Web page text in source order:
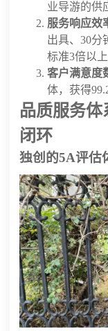
业导游的供
服务响应效
出具、30分
标准3倍以上
客户满意度
体，获得
品质服务
闭环
独创的5A评估